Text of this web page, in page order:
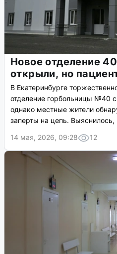
Новое отделение
открыли, но
В Екатеринбурге
отделение горбольницы №40
однако местные жители
заперты на цепь. Выяснилось,
14 мая, 2026, 09:28
12